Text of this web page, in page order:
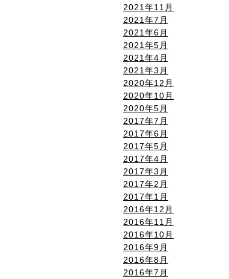
2021年11月
2021年7月
2021年6月
2021年5月
2021年4月
2021年3月
2020年12月
2020年10月
2020年5月
2017年7月
2017年6月
2017年5月
2017年4月
2017年3月
2017年2月
2017年1月
2016年12月
2016年11月
2016年10月
2016年9月
2016年8月
2016年7月